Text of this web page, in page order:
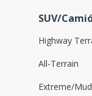
SUV/
Highway
All-Terrain
Extreme/